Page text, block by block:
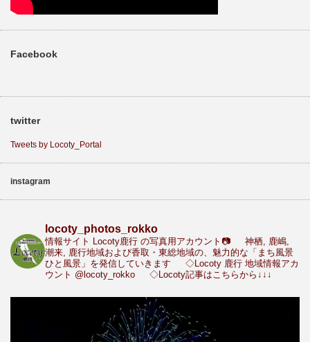
Facebook
twitter
Tweets by Locoty_Portal
instagram
locoty_photos_rokko
情報サイト Locoty鹿行 の写真用アカウント📷
神栖, 鹿嶋,
潮来, 鹿行地域および香取・東総地域の、魅力的な「まち風景
ひと風景」を発信していきます
◇Locoty 鹿行 地域情報アカ
ウント @locoty_rokko ◇Locoty記事はこちらから↓↓↓